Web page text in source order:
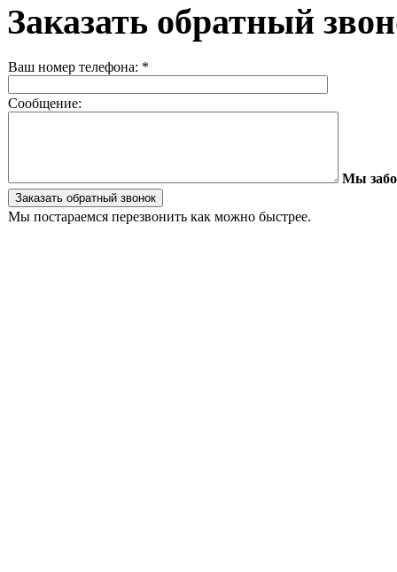
Заказать обратный
Ваш номер телефона: *
Сообщение:
Мы
Мы постараемся перезвонить как можно быстрее.